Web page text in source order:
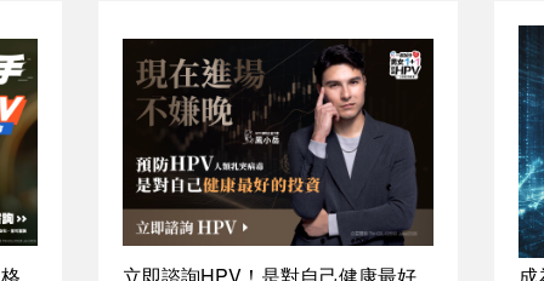
立即諮詢HPV！是對自己健康最好
成